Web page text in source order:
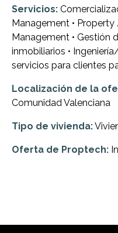
Servicios:
Management •
Management • Gestión
inmobiliarios •
servicios para clientes
Localización de la
Comunidad Valenciana
Tipo de vivienda:
Oferta de Proptech: